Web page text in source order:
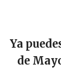
Ya
de